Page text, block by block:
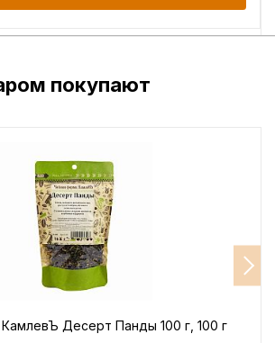
покупают
Десерт Панды 100 г, 100 г